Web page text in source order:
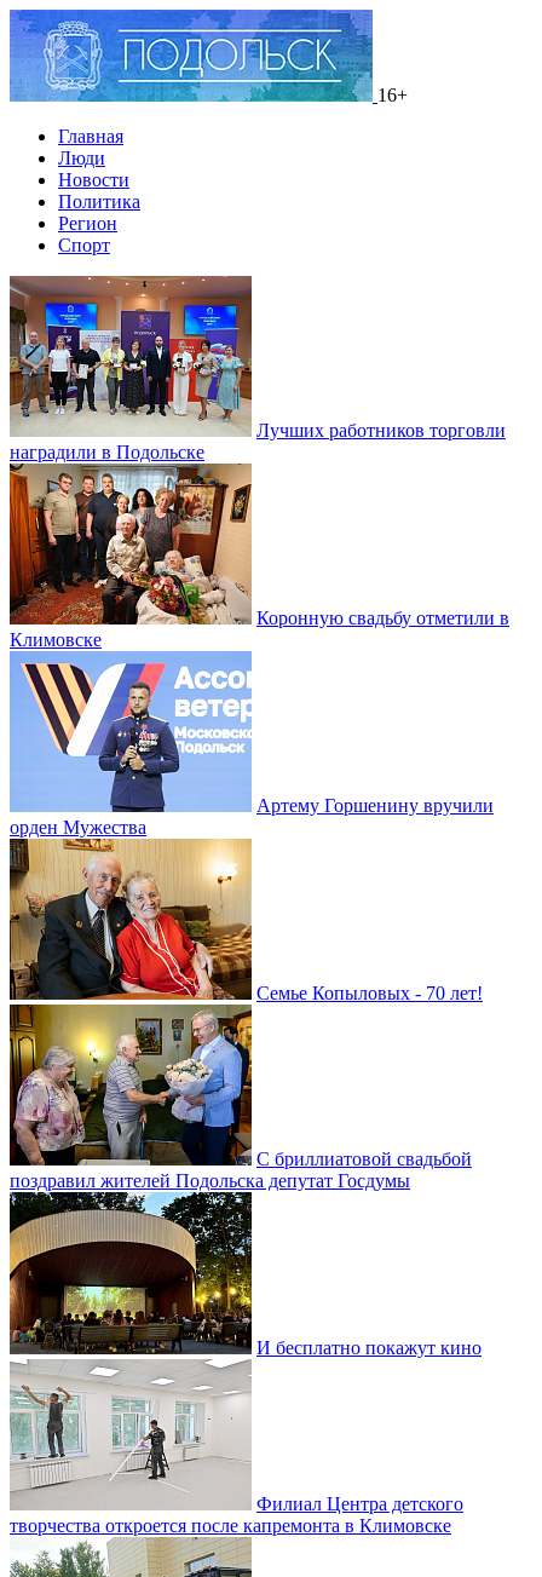
16+
Главная
Люди
Новости
Политика
Регион
Спорт
Лучших работников торговли
наградили в Подольске
Коронную свадьбу отметили в
Климовске
Артему Горшенину вручили
орден Мужества
Семье Копыловых - 70 лет!
С бриллиатовой свадьбой
поздравил жителей Подольска депутат Госдумы
И бесплатно покажут кино
Филиал Центра детского
творчества откроется после капремонта в Климовске